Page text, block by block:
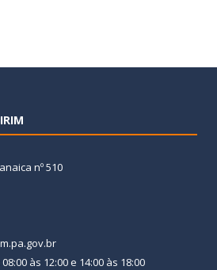
nº 510
às 12:00 e 14:00 às 18:00